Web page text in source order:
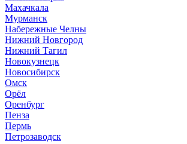
Махачкала
Мурманск
Набережные Челны
Нижний Новгород
Нижний Тагил
Новокузнецк
Новосибирск
Омск
Орёл
Оренбург
Пенза
Пермь
Петрозаводск